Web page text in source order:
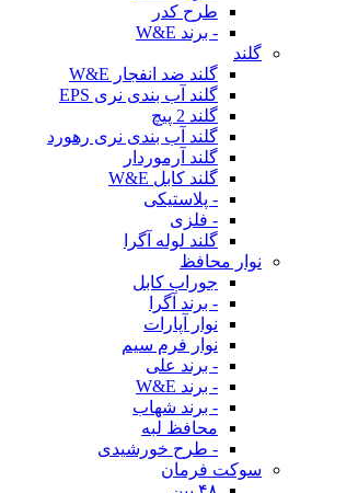
طرح کدر
- برند W&E
گلند
گلند ضد انفجار W&E
گلند آب بندی نری EPS
گلند 2 پیچ
گلند آب بندی نری رهورد
گلند آرموردار
گلند کابل W&E
- پلاستیکی
- فلزی
گلند لوله آگرا
نوار محافظ
جوراب کابل
- برند آگرا
نوار آپارات
نوار فرم سیم
- برند علی
- برند W&E
- برند شهاب
محافظ لبه
- طرح خورشیدی
سوکت فرمان